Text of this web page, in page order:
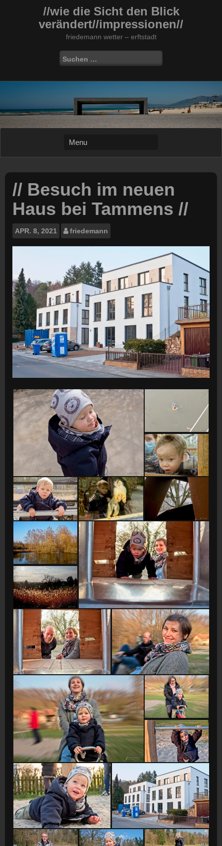
//wie die Sicht den Blick
verändert//impressionen//
friedemann wetter – erftstadt
Suchen
nach:
// Besuch im neuen
Haus bei Tammens //
APR. 8, 2021 friedemann